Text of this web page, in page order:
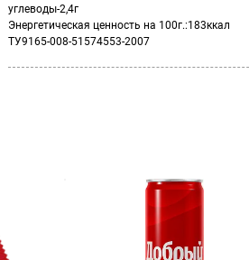
углеводы-2,4г
Энергетическая ценность на 100г.:183ккал
ТУ9165-008-51574553-2007